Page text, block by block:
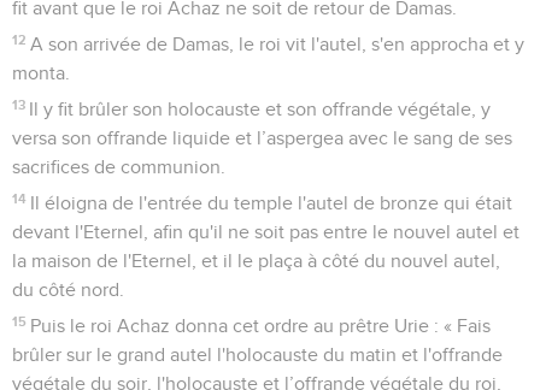
15 Ils ont rejeté ses prescriptions, l'alliance qu'il avait conclue
avec leurs ancêtres et les avertissements qu'il leur avait
adressés. Ils ont suivi des idoles sans consistance au point
de perdre eux-mêmes toute consistance, ils ont suivi les
nations qui les entouraient et que l'Eternel leur avait
défendu d'imiter.
Ils ont abandonné tous les commandements de l'Eternel,
leur Dieu. Ils se sont fait deux veaux en métal fondu, ils ont
fabriqué des poteaux d'Astarté, ils se sont prosternés devant
tous les corps célestes et ils ont servi Baal.
Ils ont fait passer leurs fils et leurs filles par le feu, ils ont
pratiqué la divination et la magie, ils se sont eux-mêmes
vendus pour faire ce qui est mal aux yeux de l'Eternel, au